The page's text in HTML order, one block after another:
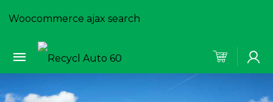
Woocommerce ajax search